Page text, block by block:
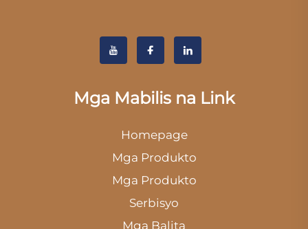
Mga Mabilis na Link
Homepage
Mga Produkto
Mga Produkto
Serbisyo
Mga Balita